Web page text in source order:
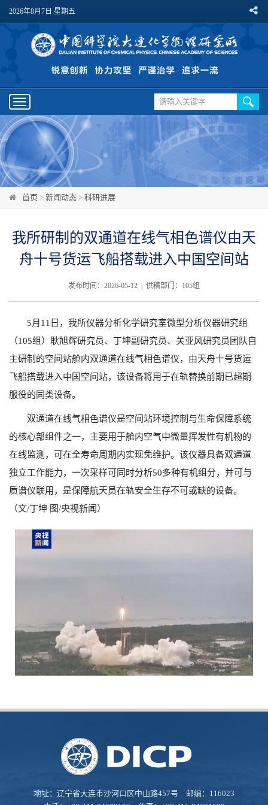
2026年8月7日 星期五
Toggle
navigation
首页 > 新闻动态 > 科研进展
我所研制的双通道在线气相色谱仪由天
舟十号货运飞船搭载进入中国空间站
发布时间：2026-05-12 | 供稿部门：105组
5月 11 日，我所仪器分析化学研究室微型分析仪器研究组
（105组）耿旭辉研究员、丁坤副研究员、关亚风研究员团队自
主研制的空间站舱内双通道在线气相色谱仪，由天舟十号货运
飞船搭载进入中国空间站，该设备将用于在轨替换前期已超期
服役的同类设备。
双通道在线气相色谱仪是空间站环境控制与生命保障系统
的核心部组件之一，主要用于舱内空气中微量挥发性有机物的
在线监测，可在全寿命周期内实现免维护。该仪器具备双通道
独立工作能力，一次采样可同时分析50多种有机组分，并可与
质谱仪联用，是保障航天员在轨安全生存不可或缺的设备。
（文/丁坤 图/央视新闻）
地址：辽宁省大连市沙河口区中山路457号 邮编：116023